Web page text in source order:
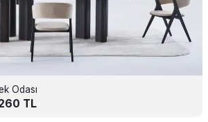
Odası
TL